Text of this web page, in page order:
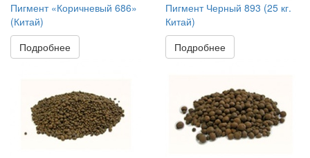
Пигмент «Коричневый 686»
(Китай)
Подробнее
Пигмент Черный 893 (25 кг.
Китай)
Подробнее